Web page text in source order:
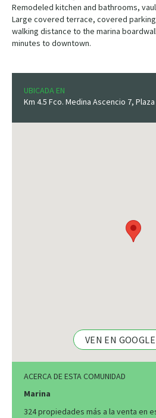
Remodeled kitchen and bathrooms,
Large covered terrace, covered
walking distance to the marina
minutes to downtown.
UBICADA EN
Km 4.5 Fco. Medina Ascencio 7,
VEN EN
ACERCA DE ESTA COMUNIDAD
Marina
324 propiedades más a la venta en